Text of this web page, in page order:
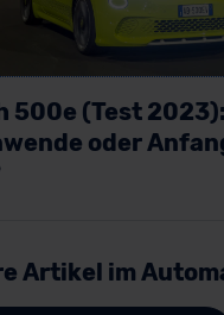
500e (Test 2023):
oder
Artikel im